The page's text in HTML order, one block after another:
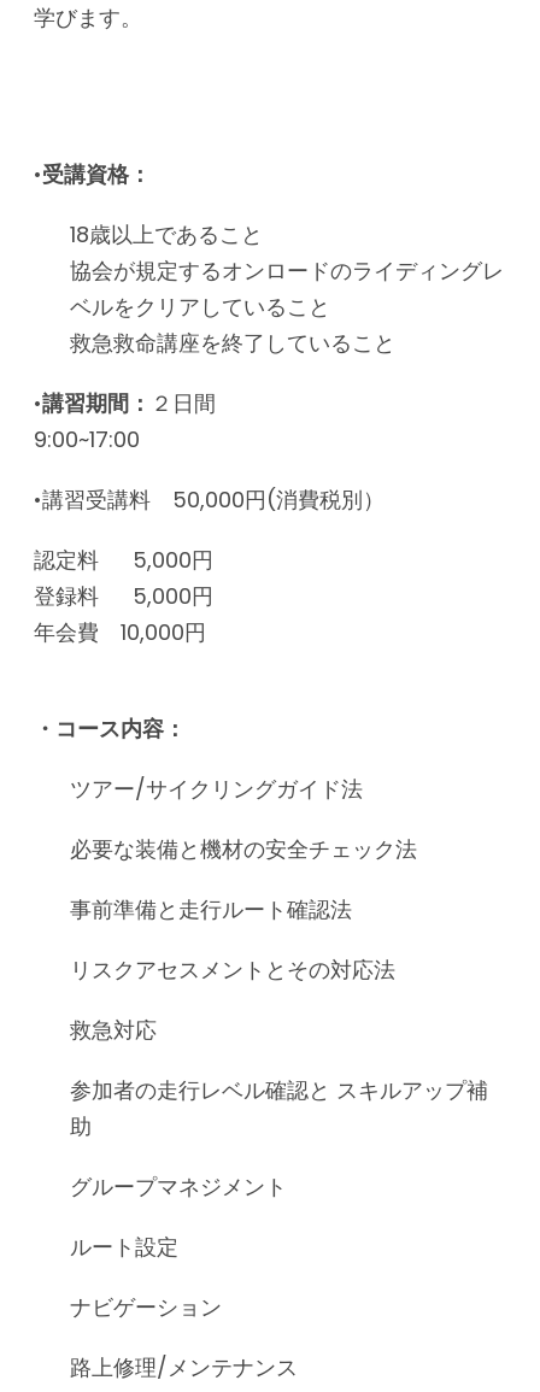
学びます。
•受講資格：
18歳以上であること
協会が規定するオンロードのライディングレ
ベルをクリアしていること
救急救命講座を終了していること
•講習期間： ２日間
9:00~17:00
•講習受講料 50,000円(消費税別）
認定料 5,000円
登録料 5,000円
年会費 10,000円
・コース内容：
ツアー/サイクリングガイド法
必要な装備と機材の安全チェック法
事前準備と走行ルート確認法
リスクアセスメントとその対応法
救急対応
参加者の走行レベル確認と スキルアップ補
助
グループマネジメント
ルート設定
ナビゲーション
路上修理/メンテナンス